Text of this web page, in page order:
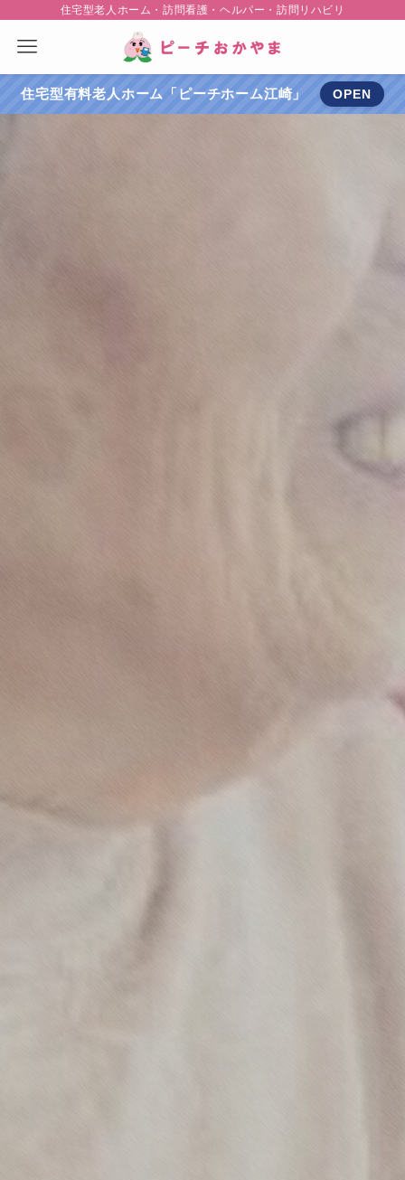
住宅型老人ホーム・訪問看護・ヘルパー・訪問リハビリ
住宅型有料老人ホーム「ピーチホーム江崎」 OPEN